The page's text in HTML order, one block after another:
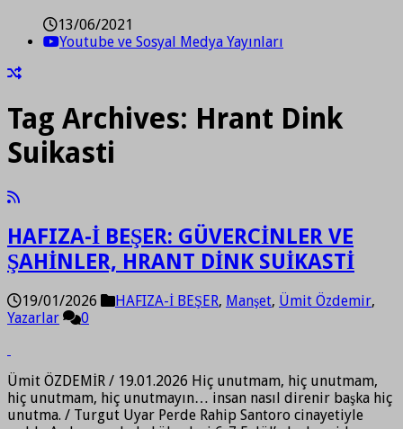
13/06/2021
Youtube ve Sosyal Medya Yayınları
Tag Archives: Hrant Dink
Suikasti
HAFIZA-İ BEŞER: GÜVERCİNLER VE
ŞAHİNLER, HRANT DİNK SUİKASTİ
19/01/2026 HAFIZA-İ BEŞER, Manşet, Ümit Özdemir,
Yazarlar
0
Ümit ÖZDEMİR / 19.01.2026 Hiç unutmam, hiç unutmam,
hiç unutmam, hiç unutmayın… insan nasıl direnir başka hiç
unutma. / Turgut Uyar Perde Rahip Santoro cinayetiyle